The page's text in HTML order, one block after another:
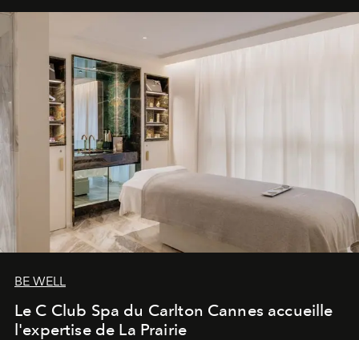
BE WELL
Le C Club Spa du Carlton Cannes accueille
l'expertise de La Prairie